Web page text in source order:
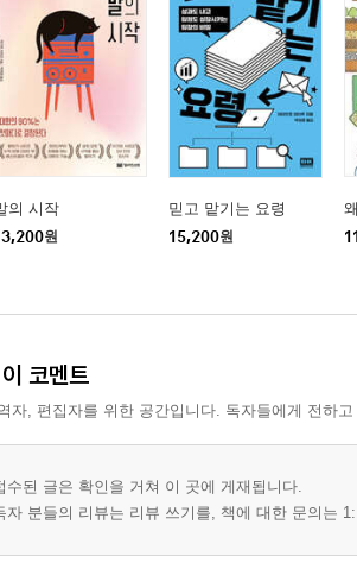
의 시작
원
믿고 맡기는 요령
15,200원
코멘트
자, 편집자를 위한 공간입니다. 독자들에게 전하
수된 글은 확인을 거쳐 이 곳에 게재됩니다.
자 분들의 리뷰는 리뷰 쓰기를, 책에 대한 문의는